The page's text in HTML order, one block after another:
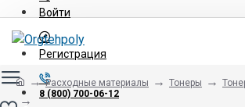
Войти
Регистрация
8 (800) 700-06-12
Расходные материалы Тонеры